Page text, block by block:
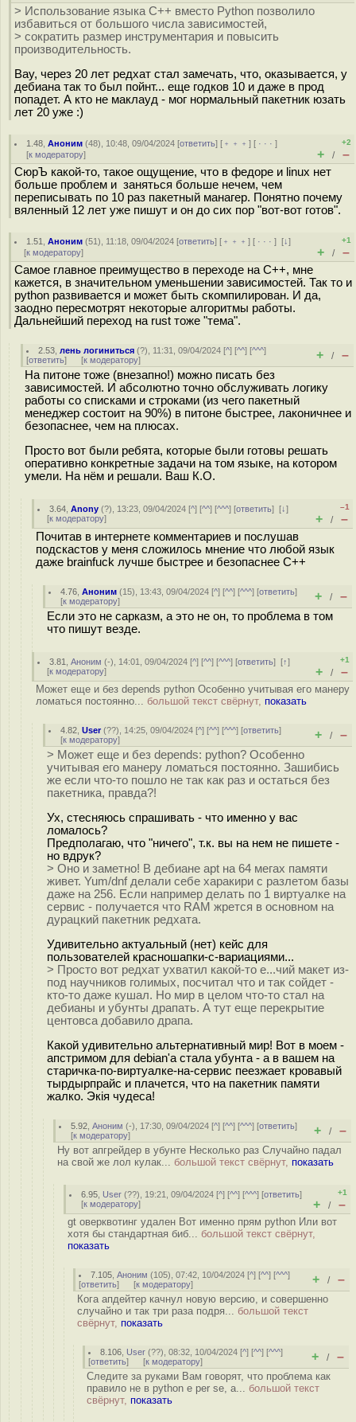
> Использование языка С++ вместо Python позволило
избавиться от большого числа зависимостей,
> сократить размер инструментария и повысить
производительность.
Вау, через 20 лет редхат стал замечать, что, оказывается, у
дебиана так то был пойнт... еще годков 10 и даже в прод
попадет. А кто не маклауд - мог нормальный пакетник юзать
лет 20 уже :)
1.48 ,Аноним (48), 10:48, 09/04/2024 [ответить] [ ﹢﹢﹢] [ · · ·]
[к модератору]
+2
+ / –
СюрЪ какой-то, такое ощущение, что в федоре и linux нет
больше проблем и заняться больше нечем, чем
переписывать по 10 раз пакетный манагер. Понятно почему
вяленный 12 лет уже пишут и он до сих пор "вот-вот готов".
1.51 ,Аноним (51), 11:18, 09/04/2024 [ответить] [ ﹢﹢﹢] [ · · ·][↓]
[к модератору]
+1
+ / –
Самое главное преимущество в переходе на С++, мне
кажется, в значительном уменьшении зависимостей. Так то и
python развивается и может быть скомпилирован. И да,
заодно пересмотрят некоторые алгоритмы работы.
Дальнейший переход на rust тоже "тема".
2.53 ,лень логиниться (?), 11:31, 09/04/2024 [^] [^^] [^^^]
[ответить] [к модератору] + / –
На питоне тоже (внезапно!) можно писать без
зависимостей. И абсолютно точно обслуживать логику
работы со списками и строками (из чего пакетный
менеджер состоит на 90%) в питоне быстрее, лаконичнее и
безопаснее, чем на плюсах.
Просто вот были ребята, которые были готовы решать
оперативно конкретные задачи на том языке, на котором
умели. На нём и решали. Ваш К.О.
3.64 ,Anony (?), 13:23, 09/04/2024 [^] [^^] [^^^] [ответить][↓]
[к модератору]
–1
+ / –
Почитав в интернете комментариев и послушав
подскастов у меня сложилось мнение что любой язык
даже brainfuck лучше быстрее и безопаснее C++
4.76 ,Аноним (15), 13:43, 09/04/2024 [^] [^^] [^^^] [ответить]
[к модератору] + / –
Если это не сарказм, а это не он, то проблема в том
что пишут везде.
3.81 ,Аноним (-), 14:01, 09/04/2024 [^] [^^] [^^^] [ответить][↑]
[к модератору]
+1
+ / –
Может еще и без depends python Особенно учитывая его манеру
ломаться постоянно... большой текст свёрнут, показать
4.82 ,User(??), 14:25, 09/04/2024 [^] [^^] [^^^] [ответить]
[к модератору] + / –
> Может еще и без depends: python? Особенно
учитывая его манеру ломаться постоянно. Зашибись
же если что-то пошло не так как раз и остаться без
пакетника, правда?!
Ух, стесняюсь спрашивать - что именно у вас
ломалось?
Предполагаю, что "ничего", т.к. вы на нем не пишете -
но вдрук?
> Оно и заметно! В дебиане apt на 64 мегах памяти
живет. Yum/dnf делали себе харакири с разлетом базы
даже на 256. Если например делать по 1 виртуалке на
сервис - получается что RAM жрется в основном на
дурацкий пакетник редхата.
Удивительно актуальный (нет) кейс для
пользователей красношапки-с-вариациями...
> Просто вот редхат ухватил какой-то е...чий макет из-
под научников голимых, посчитал что и так сойдет -
кто-то даже кушал. Но мир в целом что-то стал на
дебианы и убунты драпать. А тут еще перекрытие
центовса добавило драпа.
Какой удивительно альтернативный мир! Вот в моем -
апстримом для debian'а стала убунта - а в вашем на
старичка-по-виртуалке-на-сервис пеезжает кровавый
тырдырпрайс и плачется, что на пакетник памяти
жалко. Экiя чудеса!
5.92 ,Аноним (-), 17:30, 09/04/2024 [^] [^^] [^^^] [ответить]
[к модератору] + / –
Ну вот апгрейдер в убунте Несколько раз Случайно падал
на свой же лол кулак... большой текст свёрнут, показать
6.95 User (??), 19:21, 09/04/2024 [^] [^^] [^^^] [ответить]
[к модератору]
+1
+ / –
gt оверквотинг удален Вот именно прям python Или вот
хотя бы стандартная биб... большой текст свёрнут,
показать
7.105 ,Аноним (105), 07:42, 10/04/2024 [^] [^^] [^^^]
[ответить] [к модератору] + / –
Кога апдейтер качнул новую версию, и совершенно
случайно и так три раза подря... большой текст
свёрнут, показать
8.106 User (??), 08:32, 10/04/2024 [^] [^^] [^^^]
[ответить] [к модератору] + / –
Следите за руками Вам говорят, что проблема как
правило не в python е per se, а... большой текст
свёрнут, показать